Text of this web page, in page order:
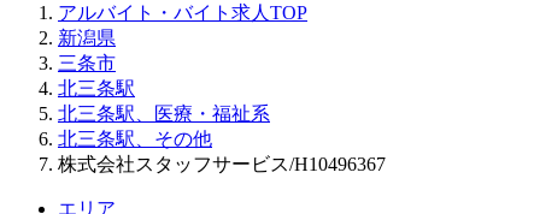
アルバイト・バイト求人TOP
新潟県
三条市
北三条駅
北三条駅、医療・福祉系
北三条駅、その他
株式会社スタッフサービス/H10496367
エリア